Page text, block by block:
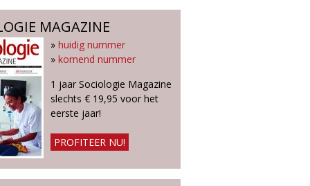
MAGAZINE
» huidig nummer
» komend nummer
1 jaar Sociologie Magazine
slechts € 19,95 voor het
eerste jaar!
PROFITEER NU!